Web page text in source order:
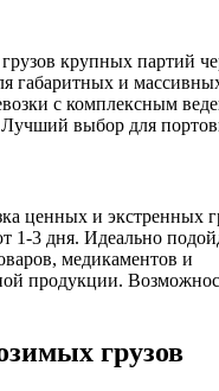
крупных партий
габаритных и
с комплексным
Лучший выбор для
ценных и экстренных
1-3 дня. Идеально
медикаментов и
продукции.
грузов